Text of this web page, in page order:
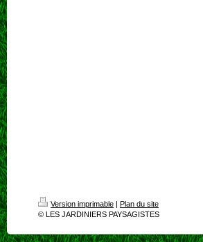
Version imprimable | Plan du site
© LES JARDINIERS PAYSAGISTES